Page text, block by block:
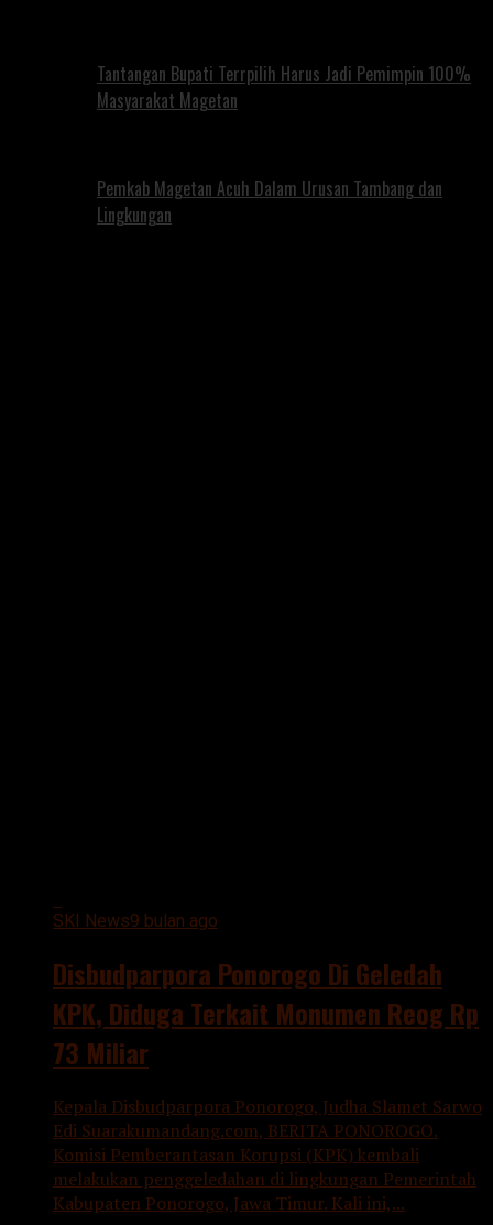
Tantangan Bupati Terrpilih Harus Jadi Pemimpin 100%
Masyarakat Magetan
Pemkab Magetan Acuh Dalam Urusan Tambang dan
Lingkungan
SKI News9 bulan ago
Disbudparpora Ponorogo Di Geledah
KPK, Diduga Terkait Monumen Reog Rp
73 Miliar
Kepala Disbudparpora Ponorogo, Judha Slamet Sarwo
Edi Suarakumandang.com, BERITA PONOROGO.
Komisi Pemberantasan Korupsi (KPK) kembali
melakukan penggeledahan di lingkungan Pemerintah
Kabupaten Ponorogo, Jawa Timur. Kali ini,...